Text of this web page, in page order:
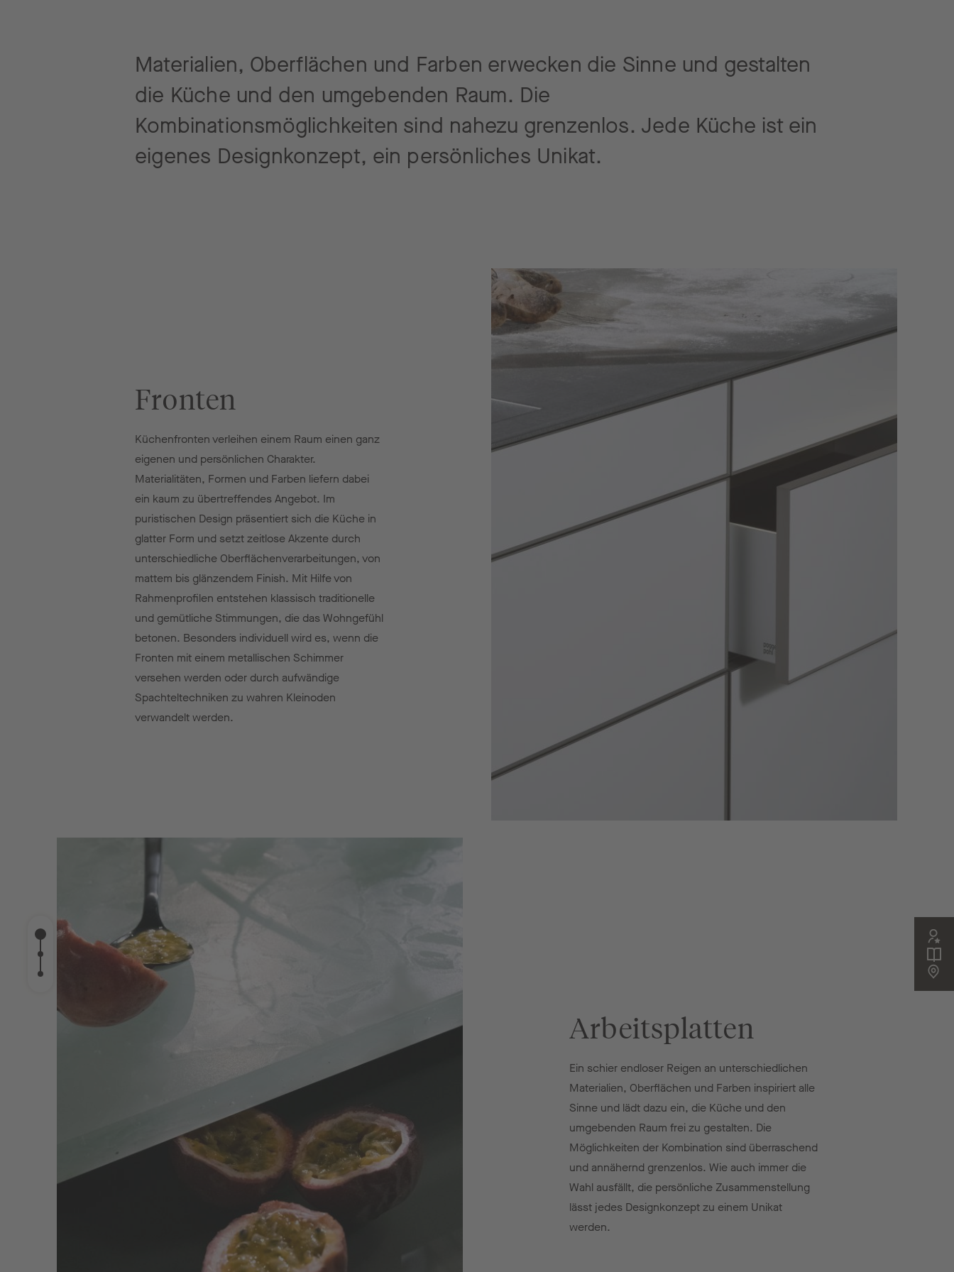
Materialien, Oberflächen und Farben erwecken die Sinne und gestalten
die Küche und den umgebenden Raum. Die
Kombinationsmöglichkeiten sind nahezu grenzenlos. Jede Küche ist ein
eigenes Designkonzept, ein persönliches Unikat.
Fronten
Küchenfronten verleihen einem Raum einen ganz
eigenen und persönlichen Charakter.
Materialitäten, Formen und Farben liefern dabei
ein kaum zu übertreffendes Angebot. Im
puristischen Design präsentiert sich die Küche in
glatter Form und setzt zeitlose Akzente durch
unterschiedliche Oberflächenverarbeitungen, von
mattem bis glänzendem Finish. Mit Hilfe von
Rahmenprofilen entstehen klassisch traditionelle
und gemütliche Stimmungen, die das Wohngefühl
betonen. Besonders individuell wird es, wenn die
Fronten mit einem metallischen Schimmer
versehen werden oder durch aufwändige
Spachteltechniken zu wahren Kleinoden
verwandelt werden.
Arbeitsplatten
Ein schier endloser Reigen an unterschiedlichen
Materialien, Oberflächen und Farben inspiriert alle
Sinne und lädt dazu ein, die Küche und den
umgebenden Raum frei zu gestalten. Die
Möglichkeiten der Kombination sind überraschend
und annähernd grenzenlos. Wie auch immer die
Wahl ausfällt, die persönliche Zusammenstellung
lässt jedes Designkonzept zu einem Unikat
werden.